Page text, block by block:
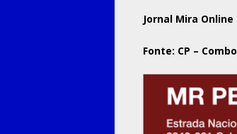
Jornal Mira Online
Fonte: CP –